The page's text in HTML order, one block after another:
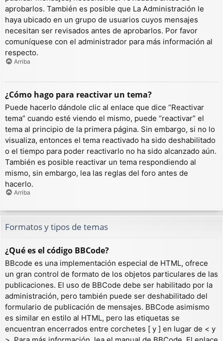
aprobarlos. También es posible que La Administración le
haya ubicado en un grupo de usuarios cuyos mensajes
necesitan ser revisados antes de aprobarlos. Por favor
comuníquese con el administrador para más información al
respecto.
Arriba
¿Cómo hago para reactivar un tema?
Puede hacerlo dándole clic al enlace que dice “Reactivar
tema” cuando esté viendo el mismo, puede “reactivar” el
tema al principio de la primera página. Sin embargo, si no lo
visualiza, entonces el tema reactivado ha sido deshabilitado
o el tiempo para poder reactivarlo no ha sido alcanzado aún.
También es posible reactivar un tema respondiendo al
mismo, sin embargo, lea las reglas del foro antes de
hacerlo.
Arriba
Formatos y tipos de temas
¿Qué es el código BBCode?
BBcode es una implementación especial de HTML, ofrece
un gran control de formato de los objetos particulares de las
publicaciones. El uso de BBCode debe ser habilitado por la
administración, pero también puede ser deshabilitado del
formulario de publicación de mensajes. BBCode asimismo
es similar en estilo al HTML, pero las etiquetas se
encuentran encerrados entre corchetes [ y ] en lugar de < y